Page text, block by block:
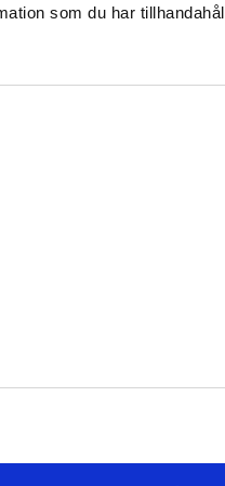
som du har
personuppgifter